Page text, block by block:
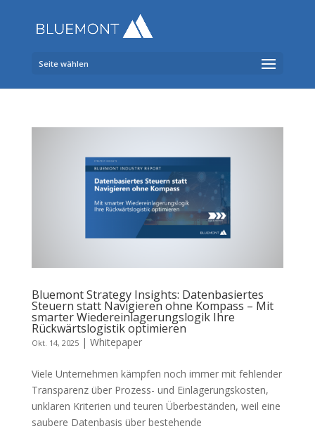
Seite wählen
Bluemont Strategy Insights: Datenbasiertes
Steuern statt Navigieren ohne Kompass – Mit
smarter Wiedereinlagerungslogik Ihre
Rückwärtslogistik optimieren
Okt. 14, 2025| Whitepaper
Viele Unternehmen kämpfen noch immer mit fehlender
Transparenz über Prozess- und Einlagerungskosten,
unklaren Kriterien und teuren Überbeständen, weil eine
saubere Datenbasis über bestehende